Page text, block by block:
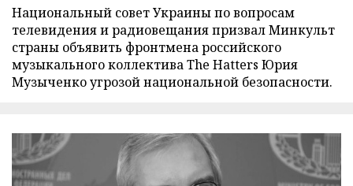
Национальный совет Украины по вопросам
телевидения и радиовещания призвал Минкульт
страны объявить фронтмена российского
музыкального коллектива The Hatters Юрия
Музыченко угрозой национальной безопасности.